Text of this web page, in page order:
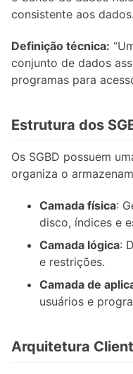
6.1. Arquitetura de
6.2. Processamento e
6.4. Controle de concorrência
8.2. Modelagem e
8.3. Inovação e Prototipação
8.5. Regras das Atividades
8.6. Regras das Atividades
consistente aos dados.
Definição técnica:
conjunto de dados
programas para
Estrutura dos
Os SGBD possuem
organiza o
Camada física:
disco, índices e
Camada lógica:
e restrições.
Camada de
usuários e
Arquitetura